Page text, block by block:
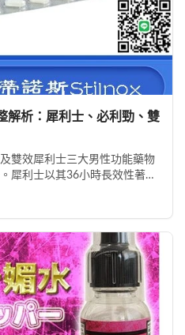
解析：犀利士、必利勁、雙
雙效犀利士三大男性功能藥物
犀利士以其36小時長效性著